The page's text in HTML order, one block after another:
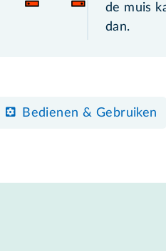
de muis
dan.
Bedienen & Gebruiken